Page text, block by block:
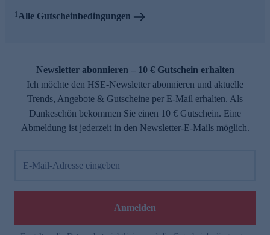
1 Alle Gutscheinbedingungen
Newsletter abonnieren – 10 € Gutschein erhalten
Ich möchte den HSE-Newsletter abonnieren und aktuelle
Trends, Angebote & Gutscheine per E-Mail erhalten. Als
Dankeschön bekommen Sie einen 10 € Gutschein. Eine
Abmeldung ist jederzeit in den Newsletter-E-Mails möglich.
E-Mail-Adresse eingeben
Anmelden